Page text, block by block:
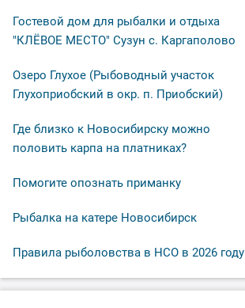
Гостевой дом для рыбалки и отдыха
"КЛЁВОЕ МЕСТО" Сузун с. Каргаполово
Озеро Глухое (Рыбоводный участок
Глухоприобский в окр. п. Приобский)
Где близко к Новосибирску можно
половить карпа на платниках?
Помогите опознать приманку
Рыбалка на катере Новосибирск
Правила рыболовства в НСО в 2026 году